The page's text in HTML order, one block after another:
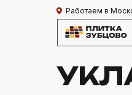
Работаем в